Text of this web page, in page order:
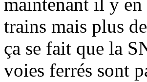
trains mais plus
ça se fait que la
voies ferrés sont